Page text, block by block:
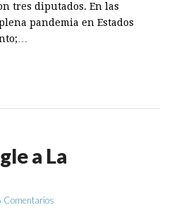
tres diputados. En las
pandemia en Estados
a La
Comentarios